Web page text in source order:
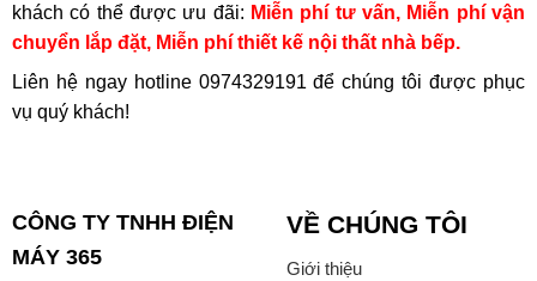
khách có thể được ưu đãi: Miễn phí tư vấn, Miễn phí vận
chuyển lắp đặt, Miễn phí thiết kế nội thất nhà bếp.
Liên hệ ngay hotline 0974329191 để chúng tôi được phục
vụ quý khách!
CÔNG TY TNHH ĐIỆN
MÁY 365
VỀ CHÚNG TÔI
Giới thiệu